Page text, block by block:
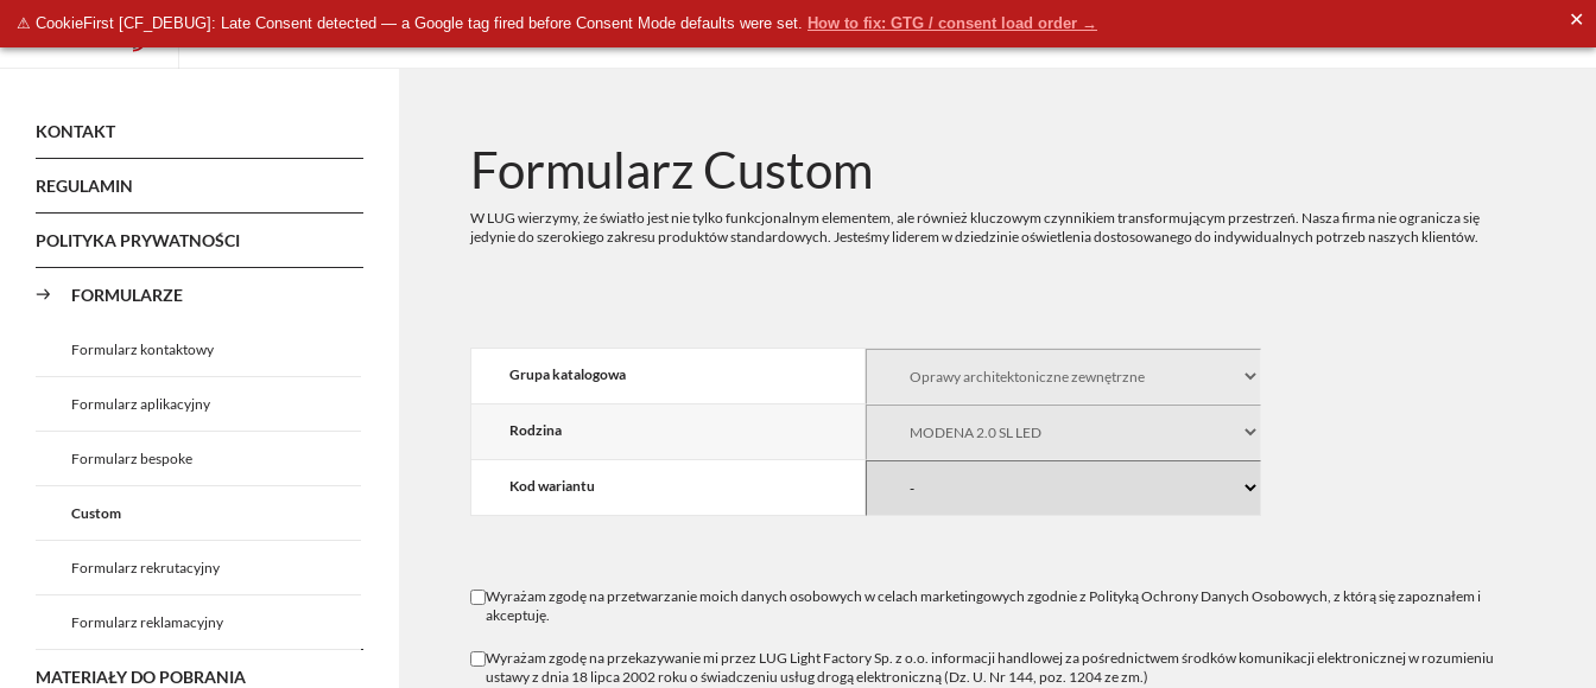
⚠ CookieFirst [CF_DEBUG]: Late Consent detected — a Google tag fired before Consent Mode defaults were set. How to fix: GTG / consent load order → ✕
OŚWIETLENIE KOMERCYJNE
KONTAKT
REGULAMIN
POLITYKA PRYWATNOŚCI
FORMULARZE
Formularz kontaktowy
Formularz aplikacyjny
Formularz bespoke
Custom
Formularz rekrutacyjny
Formularz reklamacyjny
MATERIAŁY DO POBRANIA
Formularz Custom
W LUG wierzymy, że światło jest nie tylko funkcjonalnym elementem, ale również kluczowym czynnikiem transformującym przestrzeń. Nasza firma nie ogranicza się
jedynie do szerokiego zakresu produktów standardowych. Jesteśmy liderem w dziedzinie oświetlenia dostosowanego do indywidualnych potrzeb naszych klientów.
Grupa katalogowa
Rodzina
Kod wariantu
Wyrażam zgodę na przetwarzanie moich danych osobowych w celach marketingowych zgodnie z Polityką Ochrony Danych Osobowych, z którą się zapoznałem i
akceptuję.
Wyrażam zgodę na przekazywanie mi przez LUG Light Factory Sp. z o.o. informacji handlowej za pośrednictwem środków komunikacji elektronicznej w rozumieniu
ustawy z dnia 18 lipca 2002 roku o świadczeniu usług drogą elektroniczną (Dz. U. Nr 144, poz. 1204 ze zm.)